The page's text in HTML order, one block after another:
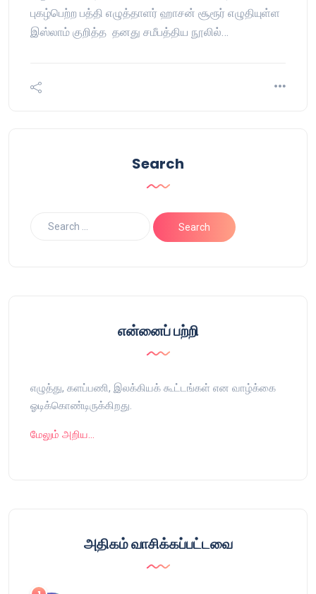
புகழ்பெற்ற பத்தி எழுத்தாளர் ஹாசன் சூரூர் எழுதியுள்ள
இஸ்லாம் குறித்த தனது சமீபத்திய நூலில்…
Search
என்னைப் பற்றி
எழுத்து, களப்பணி, இலக்கியக் கூட்டங்கள் என வாழ்க்கை
ஓடிக்கொண்டிருக்கிறது.
மேலும் அறிய…
அதிகம் வாசிக்கப்பட்டவை